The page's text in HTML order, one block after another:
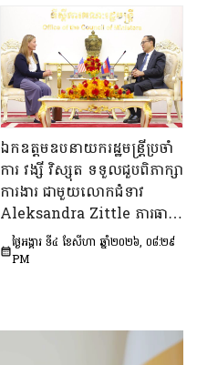
ប្រធាន និងជាប្រធាន​ក្រុម​ការងារ​
ទី៣នៃក្រុមប្រឹក្សាអ្នកច្បាប់ និង
ឯកឧត្តម ចែម ផល្លា អនុប្រធាន​
និង​ជា​ប្រធាន​ក្រុមការងារទី៣នៃ
ក្រុមប្រឹក្សាសេដ្ឋកិច្ច សង្គមកិច្ច
និង​វប្បធម៌ ដើម្បីពិនិត្យ​និង​
ពិភាក្សា​លើ «សេចក្តីព្រាង
ផែនការ​សកម្មភាពជាតិ​​ស្ដីពី​ការ
បង្ការទប់ស្កាត់​អាពាហ៍ពិពាហ៍​
នៅវ័យក្មេង​និងការ​មាន​ផ្ទៃពោះ​
នៅ​វ័យជំទង់​នៅកម្ពុជា
ឆ្នាំ២០២៦-២០៣០»។
ឯកឧត្តមឧបនាយករដ្ឋមន្ត្រីប្រចាំ
ការ វង្សី វិស្សុត ទទួលជួបពិភាក្សា
ការងារ ជាមួយលោកជំទាវ
Aleksandra Zittle ភារធារី
ស្តីទីនៃស្ថានទូតសហរដ្ឋអាម៉េរិក
ប្រចាំកម្ពុជា
ថ្ងៃអង្គារ ទី៤ ខែសីហា ឆ្នាំ២០២៦, ០៨:២៩
PM